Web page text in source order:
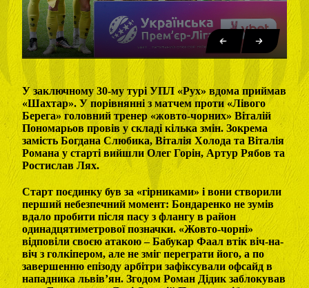
У заключному 30-му турі УПЛ «Рух» вдома приймав
«Шахтар». У порівнянні з матчем проти «Лівого
Берега» головний тренер «жовто-чорних» Віталій
Пономарьов провів у складі кілька змін. Зокрема
замість Богдана Слюбика, Віталія Холода та Віталія
Романа у старті вийшли Олег Горін, Артур Рябов та
Ростислав Лях.
Старт поєдинку був за «гірниками» і вони створили
перший небезпечний момент: Бондаренко не зумів
вдало пробити після пасу з флангу в район
одинадцятиметрової позначки. «Жовто-чорні»
відповіли своєю атакою – Бабукар Фаал втік віч-на-
віч з голкіпером, але не зміг переграти його, а по
завершенню епізоду арбітри зафіксували офсайд в
нападника львів’ян. Згодом Роман Дідик заблокував